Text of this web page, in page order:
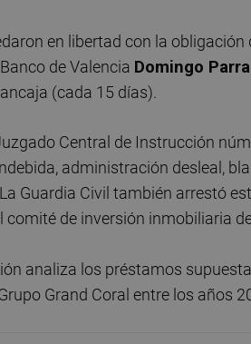
en libertad con la
de Valencia Domingo Parra
(cada 15 días).
Central de Instrucción
administración desleal,
Guardia Civil también arrestó
comité de inversión inmobiliaria
analiza los préstamos
Grand Coral entre los años